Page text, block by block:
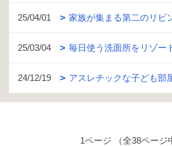
25/04/01 家族が集まる第二のリビ
25/03/04 毎日使う洗面所をリゾー
24/12/19 アスレチックな子ども部
1ページ （全38ページ